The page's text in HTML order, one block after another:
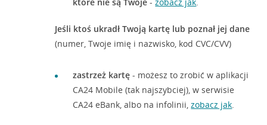
Jeśli ktoś ukradł Twoją kartę lub poznał jej dane
(numer, Twoje imię i nazwisko, kod CVC/CVV)
zastrzeż kartę - możesz to zrobić w aplikacji
CA24 Mobile (tak najszybciej), w serwisie
CA24 eBank, albo na infolinii,zobacz jak.